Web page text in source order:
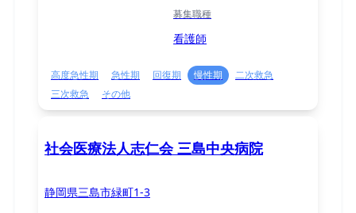
募集職種
看護師
高度急性期 急性期 回復期 慢性期
二次救急
三次救急
その他
社会医療法人志仁会 三島中央病院
静岡県三島市緑町1-3